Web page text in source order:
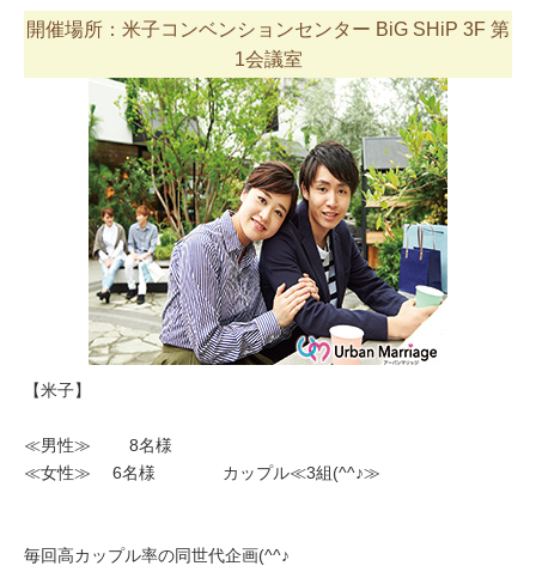
開催場所：米子コンベンションセンター BiG SHiP 3F 第
1会議室
【米子】
≪男性≫ 8名様
≪女性≫ 6名様 カップル≪3組(^^♪≫
毎回高カップル率の同世代企画(^^♪